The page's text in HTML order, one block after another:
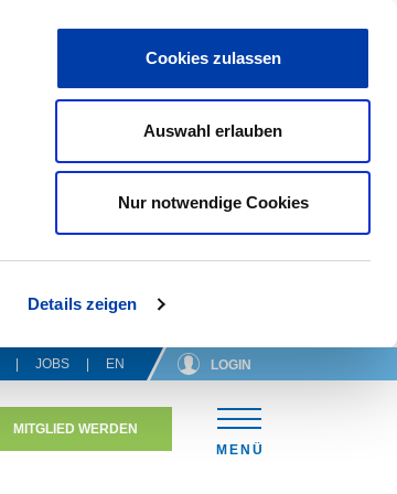
Details zeigen
Cookies zulassen
Auswahl erlauben
Nur notwendige Cookies
JOBS EN LOGIN
MITGLIED WERDEN
MENÜ